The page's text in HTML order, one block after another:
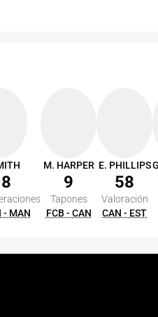
8
- MAN
M. HARPER
9
Tapones
FCB - CAN
E. PHILLIPS
58
Valoración
CAN - EST